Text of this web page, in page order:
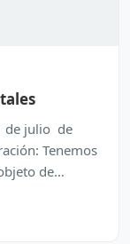
de julio de
Tenemos
de